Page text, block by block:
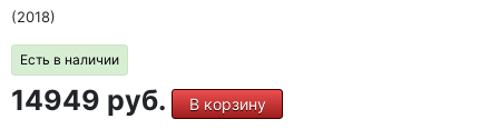
(2018)
Есть в наличии
14949 руб. В корзину